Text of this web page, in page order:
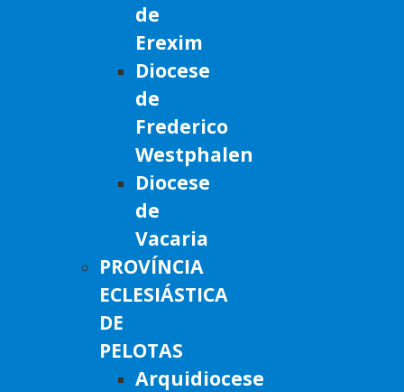
de
Erexim
Diocese
de
Frederico
Westphalen
Diocese
de
Vacaria
PROVÍNCIA
ECLESIÁSTICA
DE
PELOTAS
Arquidiocese